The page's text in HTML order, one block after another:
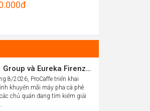
đ
Combo Wega Lunna A1 Group và Eureka Firenze 75 chỉ 61,9 triệu
8/2026, ProCaffe triển khai
khuyến mãi máy pha cà phê
chủ quán đang tìm kiếm giải